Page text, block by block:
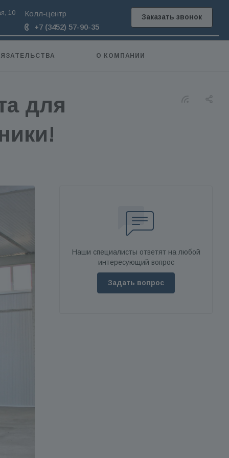
10
Колл-центр
+7 (3452) 57-90-35
Заказать звонок
О КОМПАНИИ
для
Наши специалисты ответят на любой
интересующий вопрос
Задать вопрос